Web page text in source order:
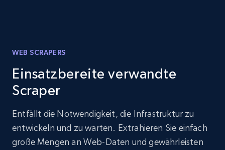
WEB SCRAPERS
Einsatzbereite verwandte
Scraper
Entfällt die Notwendigkeit, die Infrastruktur zu
entwickeln und zu warten. Extrahieren Sie einfach
große Mengen an Web-Daten und gewährleisten